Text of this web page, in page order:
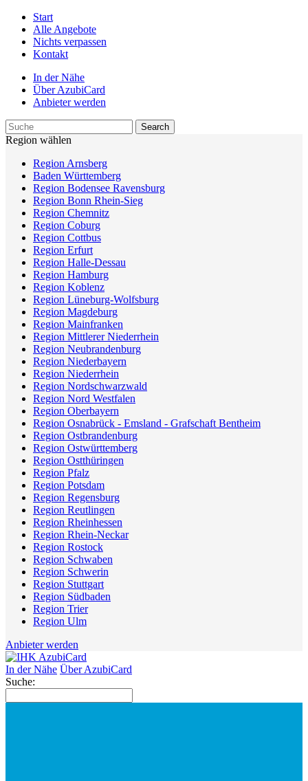
Start
Alle Angebote
Nichts verpassen
Kontakt
In der Nähe
Über AzubiCard
Anbieter werden
Region wählen
Region Arnsberg
Baden Württemberg
Region Bodensee Ravensburg
Region Bonn Rhein-Sieg
Region Chemnitz
Region Coburg
Region Cottbus
Region Erfurt
Region Halle-Dessau
Region Hamburg
Region Koblenz
Region Lüneburg-Wolfsburg
Region Magdeburg
Region Mainfranken
Region Mittlerer Niederrhein
Region Neubrandenburg
Region Niederbayern
Region Niederrhein
Region Nordschwarzwald
Region Nord Westfalen
Region Oberbayern
Region Osnabrück - Emsland - Grafschaft Bentheim
Region Ostbrandenburg
Region Ostwürttemberg
Region Ostthüringen
Region Pfalz
Region Potsdam
Region Regensburg
Region Reutlingen
Region Rheinhessen
Region Rhein-Neckar
Region Rostock
Region Schwaben
Region Schwerin
Region Stuttgart
Region Südbaden
Region Trier
Region Ulm
Anbieter werden
In der Nähe Über AzubiCard
Suche: